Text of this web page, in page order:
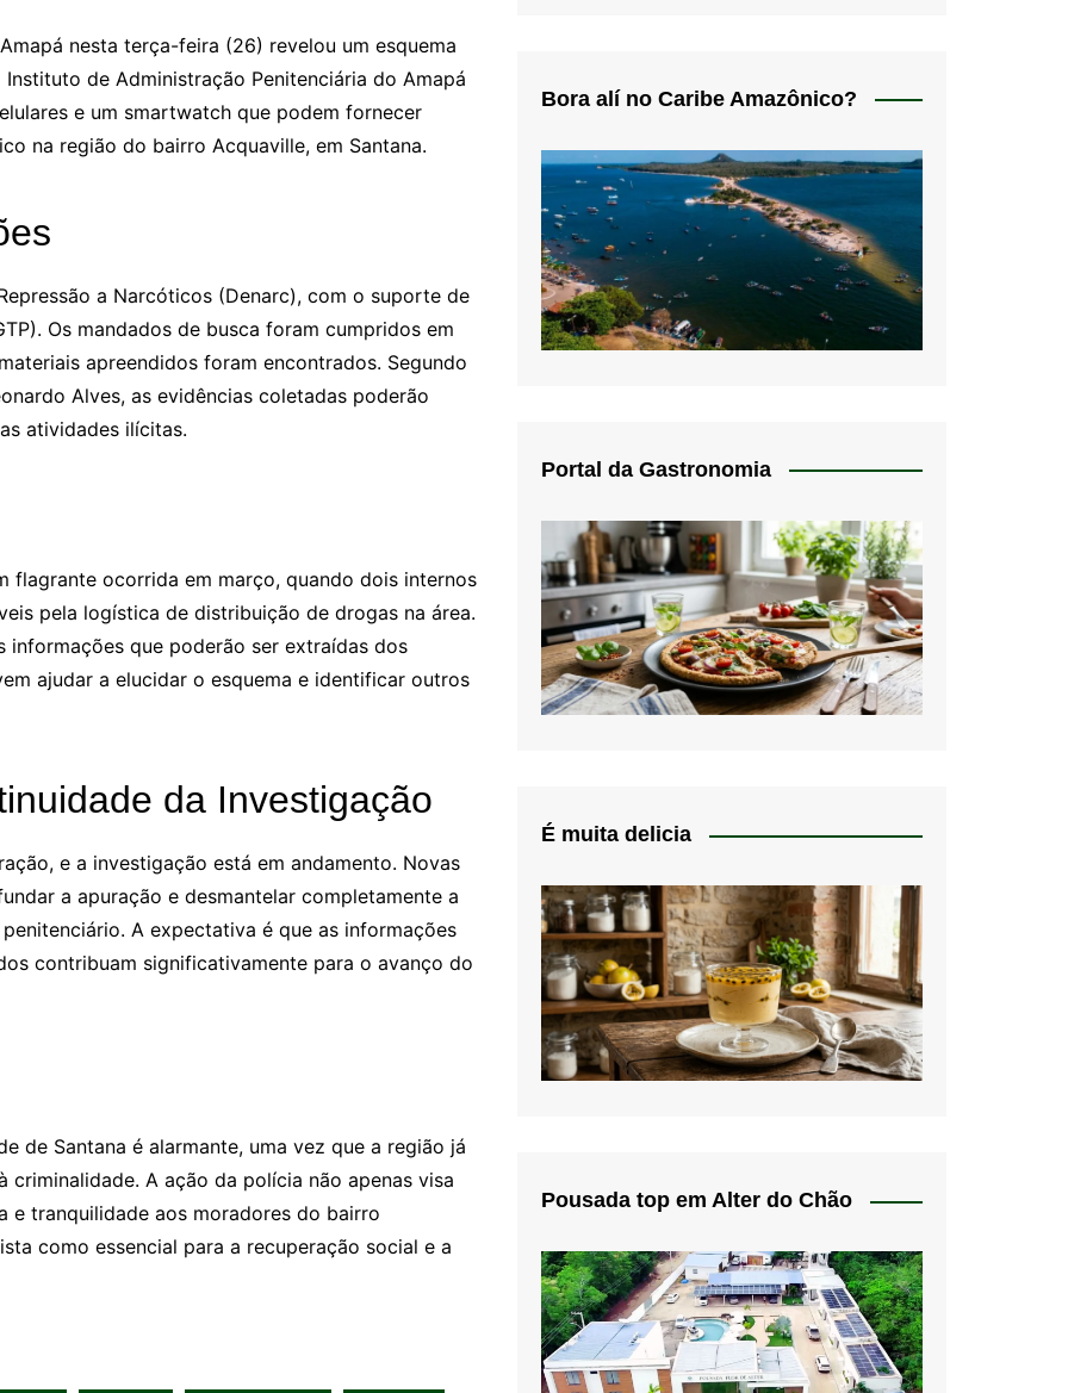
nesta terça-feira (26) revelou um esquema
de Administração Penitenciária do Amapá
e um smartwatch que podem fornecer
na região do bairro Acquaville, em Santana.
a Narcóticos (Denarc), com o suporte de
Os mandados de busca foram cumpridos em
apreendidos foram encontrados. Segundo
Alves, as evidências coletadas poderão
atividades ilícitas.
flagrante ocorrida em março, quando dois internos
pela logística de distribuição de drogas na área.
que poderão ser extraídas dos
ajudar a elucidar o esquema e identificar outros
da Investigação
e a investigação está em andamento. Novas
a apuração e desmantelar completamente a
A expectativa é que as informações
contribuam significativamente para o avanço do
de Santana é alarmante, uma vez que a região já
A ação da polícia não apenas visa
e tranquilidade aos moradores do bairro
como essencial para a recuperação social e a
Bora alí no Caribe Amazônico?
Portal da Gastronomia
É muita delicia
Pousada top em Alter do Chão